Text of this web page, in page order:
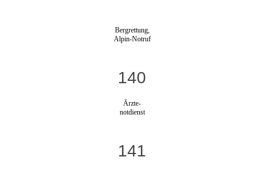
Bergrettung,
Alpin-Notruf
140
Ärzte-
notdienst
141